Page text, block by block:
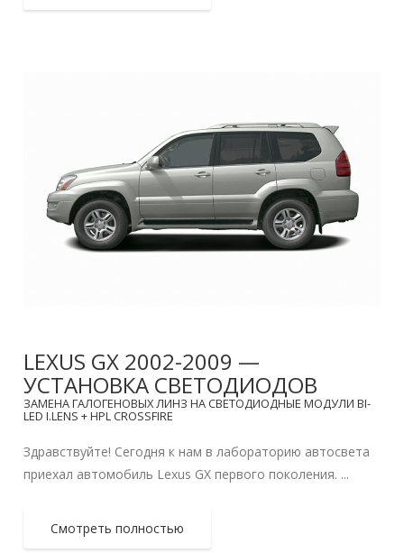
LEXUS GX 2002-2009 —
УСТАНОВКА СВЕТОДИОДОВ
ЗАМЕНА ГАЛОГЕНОВЫХ ЛИНЗ НА СВЕТОДИОДНЫЕ МОДУЛИ BI-
LED I.LENS + HPL CROSSFIRE
Здравствуйте! Сегодня к нам в лабораторию автосвета
приехал автомобиль Lexus GX первого поколения. ...
Смотреть полностью